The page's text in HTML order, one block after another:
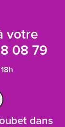
votre
08 79
dans